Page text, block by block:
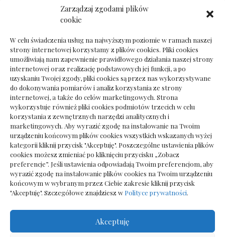
Zarządzaj zgodami plików
cookie
W celu świadczenia usług na najwyższym poziomie w ramach naszej
strony internetowej korzystamy z plików cookies. Pliki cookies
umożliwiają nam zapewnienie prawidłowego działania naszej strony
internetowej oraz realizację podstawowych jej funkcji, a po
uzyskaniu Twojej zgody, pliki cookies są przez nas wykorzystywane
do dokonywania pomiarów i analiz korzystania ze strony
internetowej, a także do celów marketingowych. Strona
wykorzystuje również pliki cookies podmiotów trzecich w celu
korzystania z zewnętrznych narzędzi analitycznych i
marketingowych. Aby wyrazić zgodę na instalowanie na Twoim
urządzeniu końcowym plików cookies wszystkich wskazanych wyżej
kategorii kliknij przycisk "Akceptuję". Poszczególne ustawienia plików
cookies możesz zmieniać po kliknięciu przycisku „Zobacz
preferencje”. Jeśli ustawienia odpowiadają Twoim preferencjom, aby
wyrazić zgodę na instalowanie plików cookies na Twoim urządzeniu
końcowym w wybranym przez Ciebie zakresie kliknij przycisk
"Akceptuję". Szczegółowe znajdziesz w Polityce prywatności.
Akceptuję
Dokumenty do odbioru przy zmianie biura
Deska podłogowa do salonu: jak wybrać bez
pośpiechu